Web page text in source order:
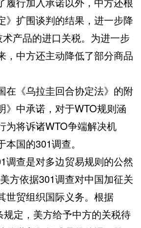
》扩围谈判的结果，进一步降
产品的进口关税。为进一步
，中方还主动降低了部分商品
《乌拉圭回合协定法》的附
》中承诺，对于WTO规则涵
为将诉诸WTO争端解决机
国的301调查。
查是对多边贸易规则的公然
方依据301调查对中国加征关
世贸组织国际义务。根据
规定，美方给予中方的关税待